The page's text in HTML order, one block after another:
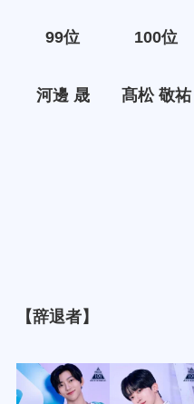
99位 100位
河邊 晟 髙松 敬祐
【辞退者】